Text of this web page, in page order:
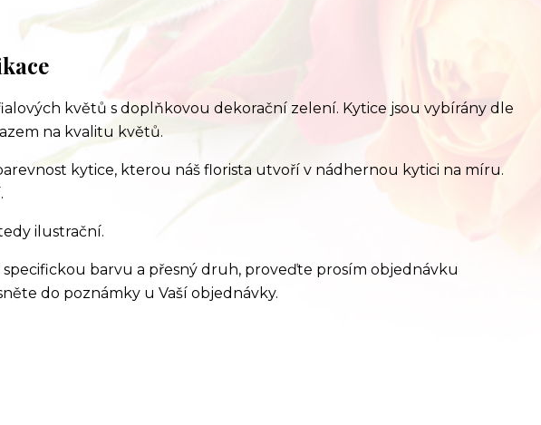
květů s doplňkovou dekorační zelení. Kytice jsou vybírány dle
na kvalitu květů.
kytice, kterou náš florista utvoří v nádhernou kytici na míru.
ilustrační.
specifickou barvu a přesný druh, proveďte prosím objednávku
do poznámky u Vaší objednávky.